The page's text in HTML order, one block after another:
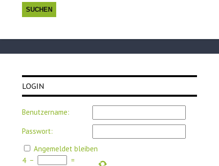
LOGIN
Benutzername:
Passwort:
Angemeldet bleiben
4 −
=